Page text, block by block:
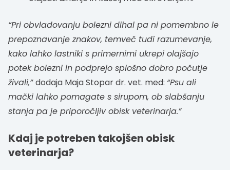
“Pri obvladovanju bolezni dihal pa ni pomembno le
prepoznavanje znakov, temveč tudi razumevanje,
kako lahko lastniki s primernimi ukrepi olajšajo
potek bolezni in podprejo splošno dobro počutje
živali,”dodaja Maja Stopar dr. vet. med: “Psu ali
mački lahko pomagate s sirupom, ob slabšanju
stanja pa je priporočljiv obisk veterinarja.”
Kdaj je potreben takojšen obisk
veterinarja?